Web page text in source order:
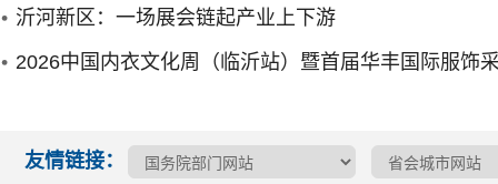
沂河新区：一场展会链起产业上下游
2026中国内衣文化周（临沂站）暨首届华丰国际服饰
友情链接：